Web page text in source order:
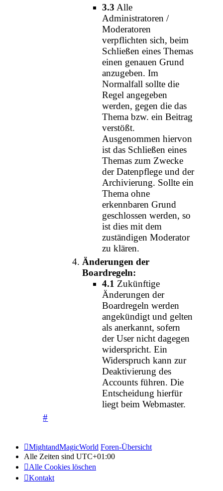
3.3 Alle
Administratoren /
Moderatoren
verpflichten sich, beim
Schließen eines Themas
einen genauen Grund
anzugeben. Im
Normalfall sollte die
Regel angegeben
werden, gegen die das
Thema bzw. ein Beitrag
verstößt.
Ausgenommen hiervon
ist das Schließen eines
Themas zum Zwecke
der Datenpflege und der
Archivierung. Sollte ein
Thema ohne
erkennbaren Grund
geschlossen werden, so
ist dies mit dem
zuständigen Moderator
zu klären.
Änderungen der
Boardregeln:
4.1 Zukünftige
Änderungen der
Boardregeln werden
angekündigt und gelten
als anerkannt, sofern
der User nicht dagegen
widerspricht. Ein
Widerspruch kann zur
Deaktivierung des
Accounts führen. Die
Entscheidung hierfür
liegt beim Webmaster.
#
MightandMagicWorld Foren-Übersicht
Alle Zeiten sind UTC+01:00
Alle Cookies löschen
Kontakt